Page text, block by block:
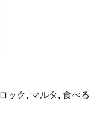
ック, マルタ, 食べる